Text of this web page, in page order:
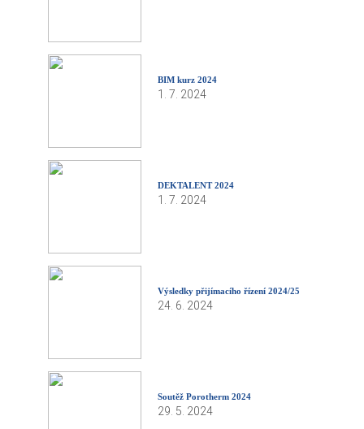
BIM kurz 2024
1. 7. 2024
DEKTALENT 2024
1. 7. 2024
Výsledky přijímacího řízení 2024/25
24. 6. 2024
Soutěž Porotherm 2024
29. 5. 2024